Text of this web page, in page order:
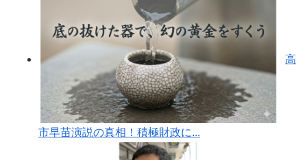
高
市早苗演説の真相！積極財政に...